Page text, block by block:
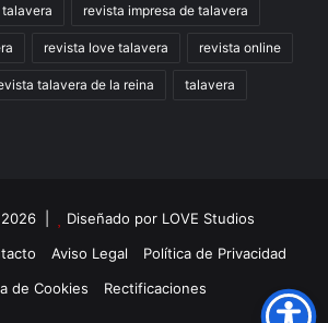
revista impresa de talavera
revista love talavera revista online
talavera de la reina talavera
| Diseñado por LOVE Studios
Aviso Legal
Política de Privacidad
de Cookies
Rectificaciones